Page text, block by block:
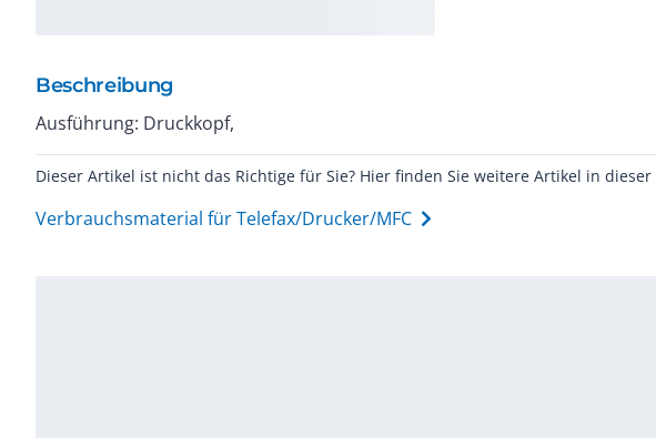
Beschreibung
Ausführung: Druckkopf,
Dieser Artikel ist nicht das Richtige für Sie? Hier finden Sie weitere Artikel in dieser
Verbrauchsmaterial für Telefax/Drucker/MFC